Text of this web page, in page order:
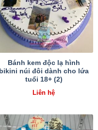
Bánh kem độc lạ hình
bikini núi đôi dành cho lứa
tuổi 18+ (2)
Liên hệ